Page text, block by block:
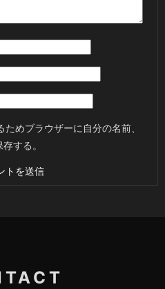
めブラウザーに自分の名前、
する。